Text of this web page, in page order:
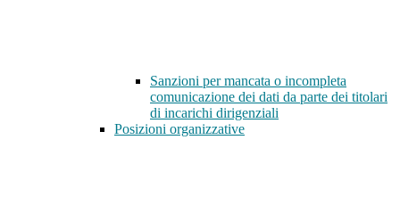
Sanzioni per mancata o incompleta
comunicazione dei dati da parte dei titolari
di incarichi dirigenziali
Posizioni organizzative